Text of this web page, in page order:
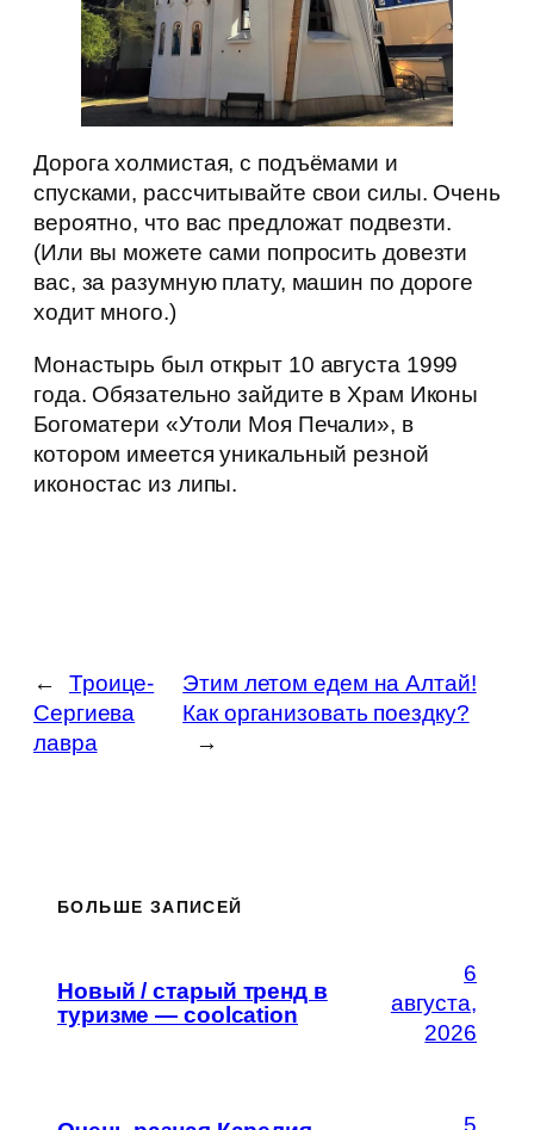
Дорога холмистая, с подъёмами и
спусками, рассчитывайте свои силы. Очень
вероятно, что вас предложат подвезти.
(Или вы можете сами попросить довезти
вас, за разумную плату, машин по дороге
ходит много.)
Монастырь был открыт 10 августа 1999
года. Обязательно зайдите в Храм Иконы
Богоматери «Утоли Моя Печали», в
котором имеется уникальный резной
иконостас из липы.
←
Троице-
Сергиева
лавра
Этим летом едем на Алтай!
Как организовать поездку?
→
БОЛЬШЕ ЗАПИСЕЙ
Новый / старый тренд в
туризме — coolcation
6
августа,
2026
5